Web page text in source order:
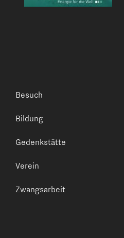
Besuch
Bildung
Gedenkstätte
Verein
Zwangsarbeit